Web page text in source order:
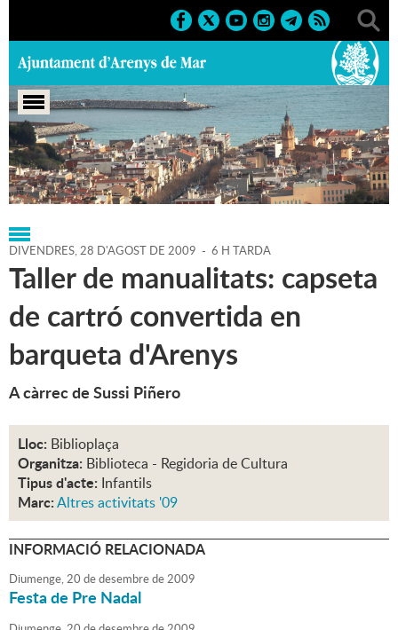
Portada > Regidories > Cultura > Agenda > 28-08-2009
DIVENDRES,28 D'AGOST DE 2009 - 6 H TARDA
Taller de manualitats: capseta
de cartró convertida en
barqueta d'Arenys
A càrrec de Sussi Piñero
Lloc: Biblioplaça
Organitza: Biblioteca - Regidoria de Cultura
Tipus d'acte: Infantils
Marc:Altres activitats '09
INFORMACIÓ RELACIONADA
Diumenge,20 dedesembrede2009
Festa de Pre Nadal